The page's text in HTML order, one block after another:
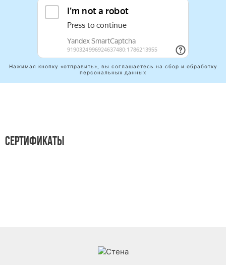
Нажимая кнопку «отправить», вы соглашаетесь на сбор и обработку
персональных данных
СЕРТИФИКАТЫ